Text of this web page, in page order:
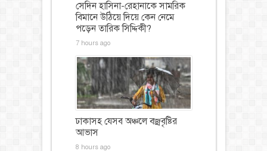
সেদিন হাসিনা-রেহানাকে সামরিক
বিমানে উঠিয়ে দিয়ে কেন নেমে
পড়েন তারিক সিদ্দিকী?
7 hours ago
ঢাকাসহ যেসব অঞ্চলে বজ্রবৃষ্টির
আভাস
8 hours ago